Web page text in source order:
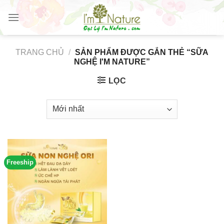
Skip
content
TRANG CHỦ / SẢN PHẨM ĐƯỢC GẮN THẺ “SỮA
NGHỆ I'M NATURE”
LỌC
Freeship